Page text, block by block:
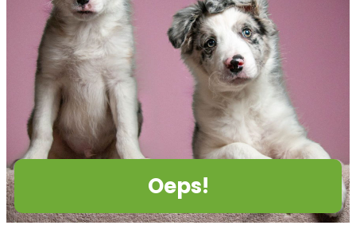
Oeps!